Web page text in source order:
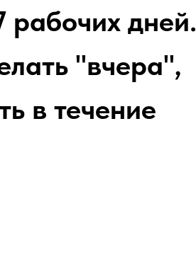
рабочих дней.
"вчера",
в течение